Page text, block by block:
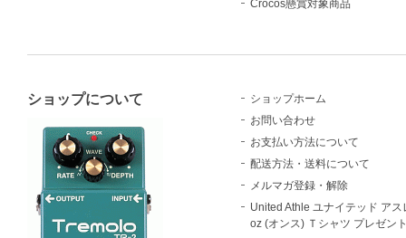
Crocos懸賞対象商品
ショップについて
ショップホーム
お問い合わせ
お支払い方法について
配送方法・送料について
メルマガ登録・解除
United Athle ユナイテッド アス
oz (オンス) Ｔシャツ プレゼン